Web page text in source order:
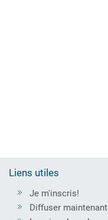
Liens utiles
Je m'inscris!
Diffuser maintenant